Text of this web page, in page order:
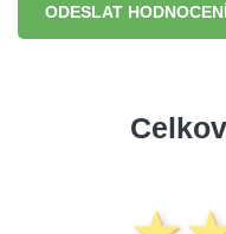
ODESLAT HODNOCENÍ